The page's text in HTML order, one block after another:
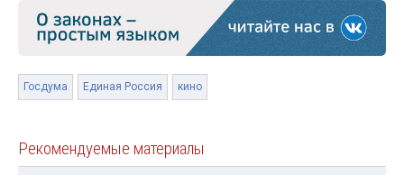
Госдума Единая Россия кино
Рекомендуемые материалы